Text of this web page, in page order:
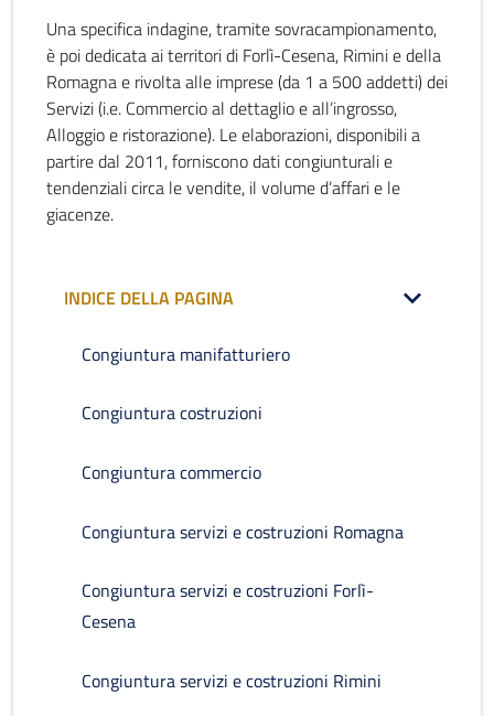
Una specifica indagine, tramite sovracampionamento,
è poi dedicata ai territori di Forlì-Cesena, Rimini e della
Romagna e rivolta alle imprese (da 1 a 500 addetti) dei
Servizi (i.e. Commercio al dettaglio e all’ingrosso,
Alloggio e ristorazione). Le elaborazioni, disponibili a
partire dal 2011, forniscono dati congiunturali e
tendenziali circa le vendite, il volume d’affari e le
giacenze.
INDICE DELLA PAGINA
Congiuntura manifatturiero
Congiuntura costruzioni
Congiuntura commercio
Congiuntura servizi e costruzioni Romagna
Congiuntura servizi e costruzioni Forlì-
Cesena
Congiuntura servizi e costruzioni Rimini